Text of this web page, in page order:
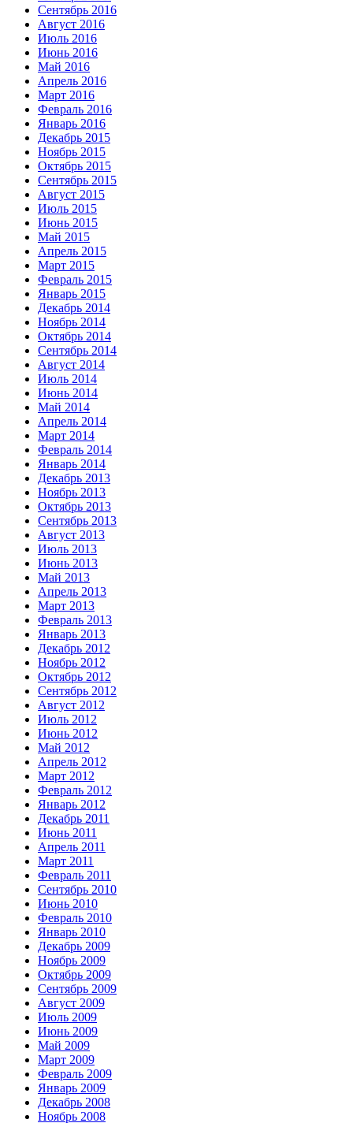
Сентябрь 2016
Август 2016
Июль 2016
Июнь 2016
Май 2016
Апрель 2016
Март 2016
Февраль 2016
Январь 2016
Декабрь 2015
Ноябрь 2015
Октябрь 2015
Сентябрь 2015
Август 2015
Июль 2015
Июнь 2015
Май 2015
Апрель 2015
Март 2015
Февраль 2015
Январь 2015
Декабрь 2014
Ноябрь 2014
Октябрь 2014
Сентябрь 2014
Август 2014
Июль 2014
Июнь 2014
Май 2014
Апрель 2014
Март 2014
Февраль 2014
Январь 2014
Декабрь 2013
Ноябрь 2013
Октябрь 2013
Сентябрь 2013
Август 2013
Июль 2013
Июнь 2013
Май 2013
Апрель 2013
Март 2013
Февраль 2013
Январь 2013
Декабрь 2012
Ноябрь 2012
Октябрь 2012
Сентябрь 2012
Август 2012
Июль 2012
Июнь 2012
Май 2012
Апрель 2012
Март 2012
Февраль 2012
Январь 2012
Декабрь 2011
Июнь 2011
Апрель 2011
Март 2011
Февраль 2011
Сентябрь 2010
Июнь 2010
Февраль 2010
Январь 2010
Декабрь 2009
Ноябрь 2009
Октябрь 2009
Сентябрь 2009
Август 2009
Июль 2009
Июнь 2009
Май 2009
Март 2009
Февраль 2009
Январь 2009
Декабрь 2008
Ноябрь 2008